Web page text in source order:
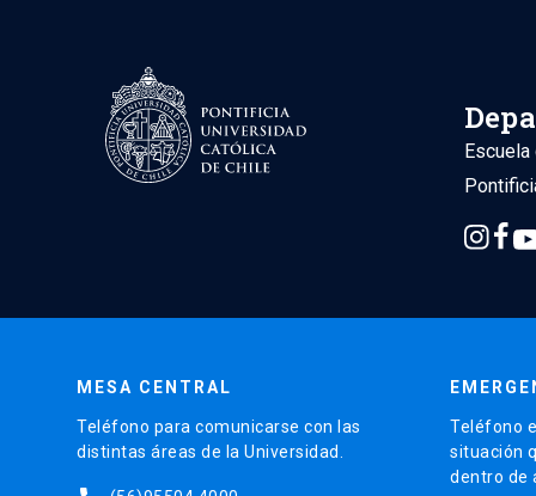
MESA CENTRAL
Teléfono para comunicarse con las
distintas áreas de la Universidad.
Teléfono
situación
dentro de